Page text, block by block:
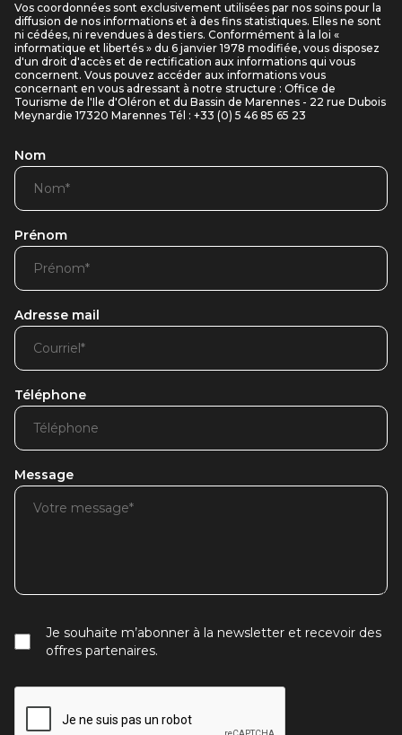
Vos coordonnées sont exclusivement utilisées par nos soins pour la
diffusion de nos informations et à des fins statistiques. Elles ne sont
ni cédées, ni revendues à des tiers. Conformément à la loi «
informatique et libertés » du 6 janvier 1978 modifiée, vous disposez
d'un droit d'accès et de rectification aux informations qui vous
concernent. Vous pouvez accéder aux informations vous
concernant en vous adressant à notre structure : Office de
Tourisme de l'Ile d'Oléron et du Bassin de Marennes - 22 rue Dubois
Meynardie 17320 Marennes Tél : +33 (0) 5 46 85 65 23
Nom
Prénom
Adresse mail
Téléphone
Message
Je souhaite m’abonner à la newsletter et recevoir des
offres partenaires.